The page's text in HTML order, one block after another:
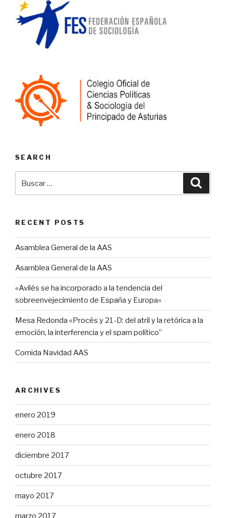
SEARCH
RECENT POSTS
Asamblea General de la AAS
Asamblea General de la AAS
«Avilés se ha incorporado a la tendencia del
sobreenvejecimiento de España y Europa»
Mesa Redonda «Procés y 21-D: del atril y la retórica a la
emoción, la interferencia y el spam político”
Comida Navidad AAS
ARCHIVES
enero 2019
enero 2018
diciembre 2017
octubre 2017
mayo 2017
marzo 2017